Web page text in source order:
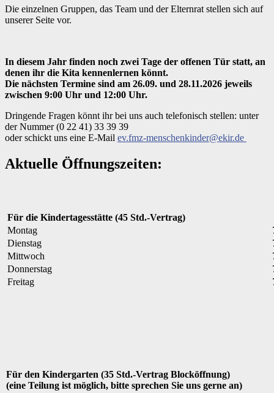
Die einzelnen Gruppen, das Team und der Elternrat stellen sich auf
unserer Seite vor.
In diesem Jahr finden noch zwei Tage der offenen Tür statt, an
denen ihr die Kita kennenlernen könnt.
Die nächsten Termine sind am 26.09. und 28.11.2026 jeweils
zwischen 9:00 Uhr und 12:00 Uhr.
Dringende Fragen könnt ihr bei uns auch telefonisch stellen: unter
der Nummer (0 22 41) 33 39 39
oder schickt uns eine E-Mail ev.fmz-menschenkinder@ekir.de
Aktuelle Öffnungszeiten:
Für die Kindertagesstätte (45 Std.-Vertrag)
Montag
Dienstag
Mittwoch
Donnerstag
Freitag
Für den Kindergarten (35 Std.-Vertrag Blocköffnung)
(eine Teilung ist möglich, bitte sprechen Sie uns gerne an)